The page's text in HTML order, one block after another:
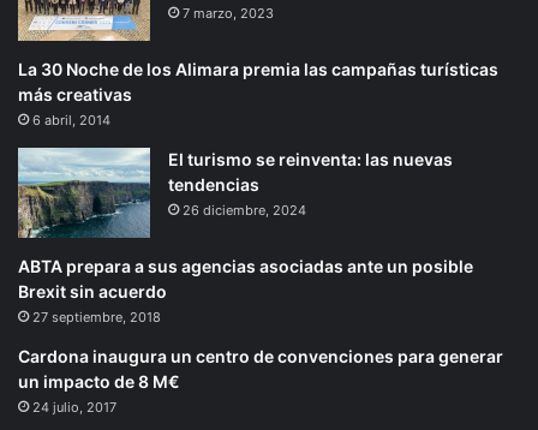
7 marzo, 2023
La 30 Noche de los Alimara premia las campañas turísticas
más creativas
6 abril, 2014
El turismo se reinventa: las nuevas
tendencias
26 diciembre, 2024
ABTA prepara a sus agencias asociadas ante un posible
Brexit sin acuerdo
27 septiembre, 2018
Cardona inaugura un centro de convenciones para generar
un impacto de 8 M€
24 julio, 2017